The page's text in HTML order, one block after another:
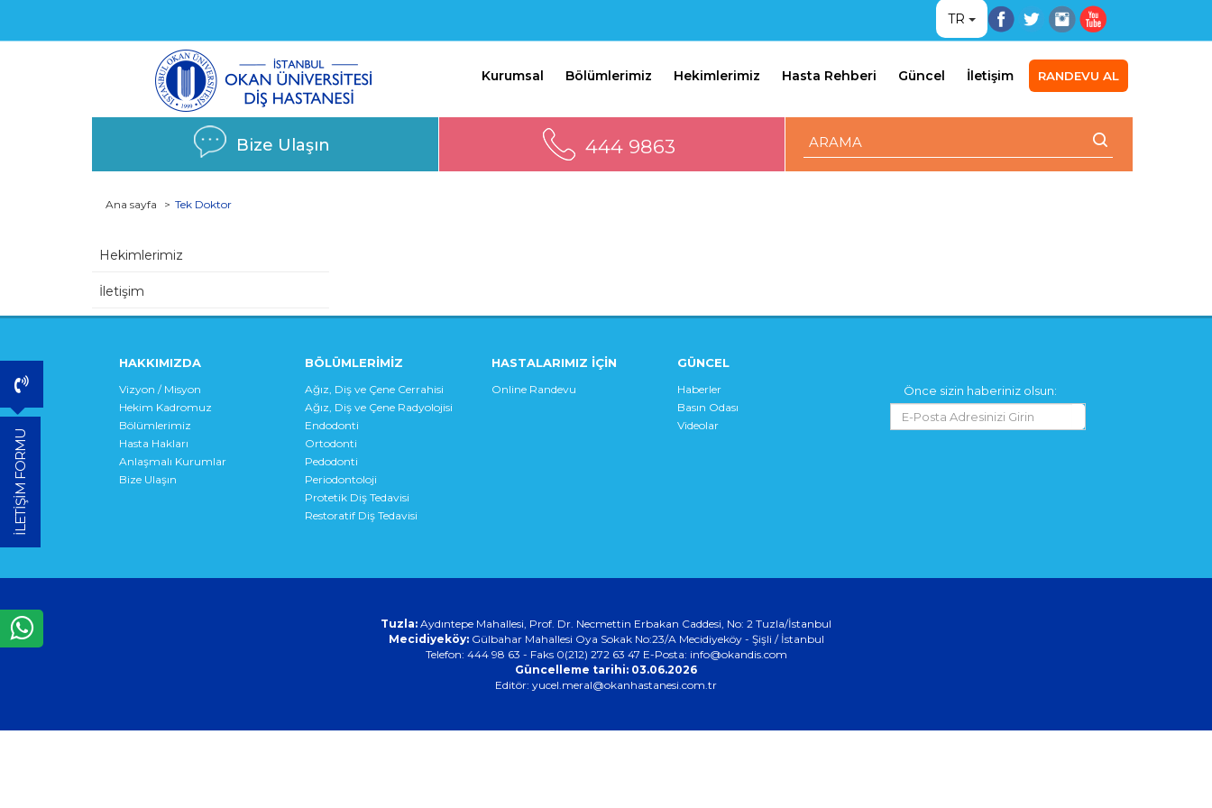
İLETİŞİM FORMU
TR
Kurumsal Bölümlerimiz Hekimlerimiz Hasta Rehberi Güncel İletişim RANDEVU AL
Bize Ulaşın 444 9863
Ana sayfa Tek Doktor
Hekimlerimiz
İletişim
HAKKIMIZDA
Vizyon / Misyon
Hekim Kadromuz
Bölümlerimiz
Hasta Hakları
Anlaşmalı Kurumlar
Bize Ulaşın
BÖLÜMLERİMİZ
Ağız, Diş ve Çene Cerrahisi
Ağız, Diş ve Çene Radyolojisi
Endodonti
Ortodonti
Pedodonti
Periodontoloji
Protetik Diş Tedavisi
Restoratif Diş Tedavisi
HASTALARIMIZ İÇİN
Online Randevu
GÜNCEL
Haberler
Basın Odası
Videolar
Önce sizin haberiniz olsun:
Tuzla: Aydıntepe Mahallesi, Prof. Dr. Necmettin Erbakan Caddesi, No: 2 Tuzla/İstanbul
Mecidiyeköy:Gülbahar Mahallesi Oya Sokak No:23/A Mecidiyeköy - Şişli / İstanbul
Telefon: 444 98 63 - Faks 0(212) 272 63 47 E-Posta: info@okandis.com
Güncelleme tarihi: 03.06.2026
Editör: yucel.meral@okanhastanesi.com.tr